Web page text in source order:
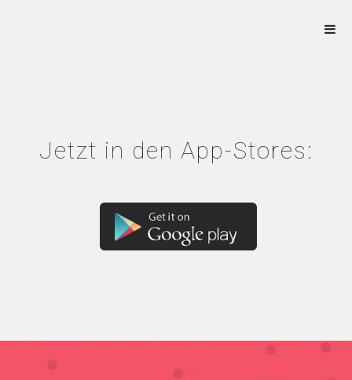
Jetzt in den App-Stores: